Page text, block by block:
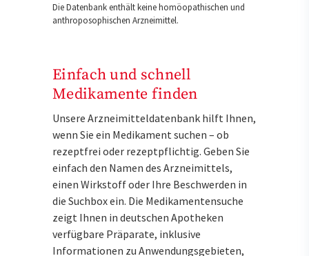
Die Datenbank enthält keine homöopathischen und
anthroposophischen Arzneimittel.
Einfach und schnell
Medikamente finden
Unsere Arzneimitteldatenbank hilft Ihnen,
wenn Sie ein Medikament suchen – ob
rezeptfrei oder rezeptpflichtig. Geben Sie
einfach den Namen des Arzneimittels,
einen Wirkstoff oder Ihre Beschwerden in
die Suchbox ein. Die Medikamentensuche
zeigt Ihnen in deutschen Apotheken
verfügbare Präparate, inklusive
Informationen zu Anwendungsgebieten,